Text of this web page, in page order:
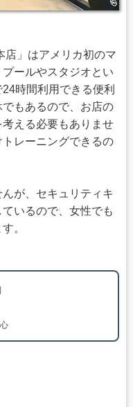
店」はアメリカ初のマ
ールやスタジオとい
時間利用できる便利
もあるので、お店の
える必要もありませ
レーニングできるの
が、セキュリティキ
いるので、女性でも
。